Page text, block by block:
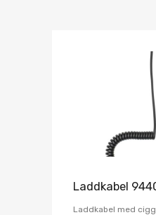
Laddkabel
Laddkabel med